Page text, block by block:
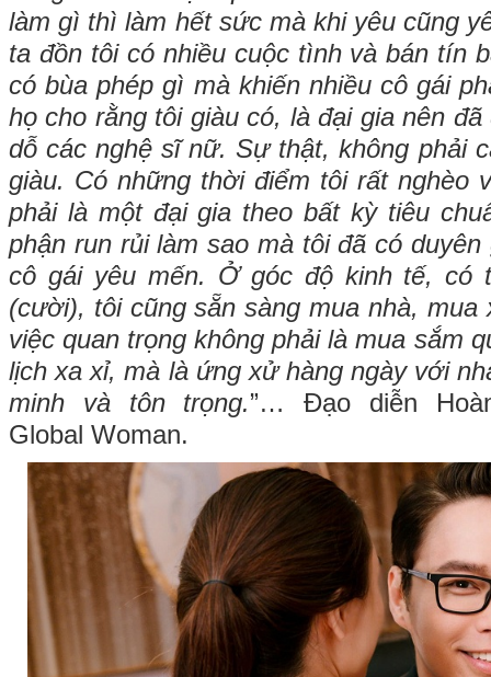
làm gì thì làm hết sức mà khi yêu cũng
ta đồn tôi có nhiều cuộc tình và bán tín
có bùa phép gì mà khiến nhiều cô gái
họ cho rằng tôi giàu có, là đại gia nên đã
dỗ các nghệ sĩ nữ. Sự thật, không phải
giàu. Có những thời điểm tôi rất nghèo
phải là một đại gia theo bất kỳ tiêu
phận run rủi làm sao mà tôi đã có
cô gái yêu mến. Ở góc độ kinh tế, có
(cười), tôi cũng sẵn sàng mua nhà, mua
việc quan trọng không phải là mua sắm
lịch xa xỉ, mà là ứng xử hàng ngày với
minh và tôn trọng.”… Đạo diễn
Global Woman.